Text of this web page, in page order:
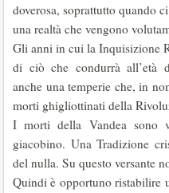
doverosa, soprattutto quando
una realtà che vengono
Gli anni in cui la Inquisizione
di ciò che condurrà all’età
anche una temperie che, in
morti ghigliottinati della
I morti della Vandea sono
giacobino. Una Tradizione
del nulla. Su questo versante
Quindi è opportuno ristabilire